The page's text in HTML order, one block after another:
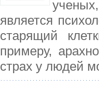
является
старящий
примеру,
страх у людей